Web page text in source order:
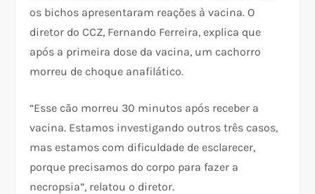
os bichos apresentaram reações à vacina. O
diretor do CCZ, Fernando Ferreira, explica que
após a primeira dose da vacina, um cachorro
morreu de choque anafilático.
“Esse cão morreu 30 minutos após receber a
vacina. Estamos investigando outros três casos,
mas estamos com dificuldade de esclarecer,
porque precisamos do corpo para fazer a
necropsia”, relatou o diretor.